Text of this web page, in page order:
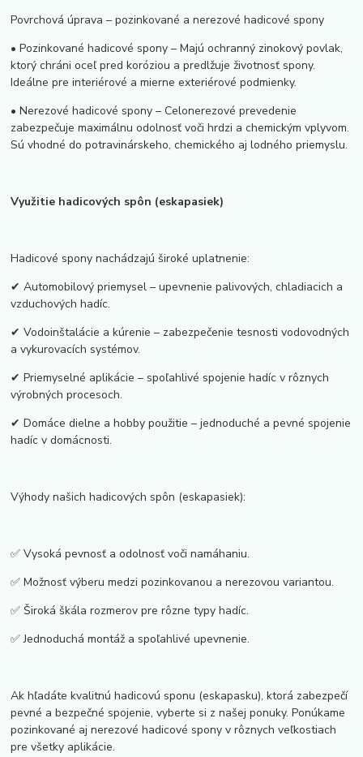
Povrchová úprava – pozinkované a nerezové hadicové spony
• Pozinkované hadicové spony – Majú ochranný zinokový povlak,
ktorý chráni oceľ pred koróziou a predlžuje životnosť spony.
Ideálne pre interiérové a mierne exteriérové podmienky.
• Nerezové hadicové spony – Celonerezové prevedenie
zabezpečuje maximálnu odolnosť voči hrdzi a chemickým vplyvom.
Sú vhodné do potravinárskeho, chemického aj lodného priemyslu.
Využitie hadicových spôn (eskapasiek)
Hadicové spony nachádzajú široké uplatnenie:
✔ Automobilový priemysel – upevnenie palivových, chladiacich a
vzduchových hadíc.
✔ Vodoinštalácie a kúrenie – zabezpečenie tesnosti vodovodných
a vykurovacích systémov.
✔ Priemyselné aplikácie – spoľahlivé spojenie hadíc v rôznych
výrobných procesoch.
✔ Domáce dielne a hobby použitie – jednoduché a pevné spojenie
hadíc v domácnosti.
Výhody našich hadicových spôn (eskapasiek):
✅ Vysoká pevnosť a odolnosť voči namáhaniu.
✅ Možnosť výberu medzi pozinkovanou a nerezovou variantou.
✅ Široká škála rozmerov pre rôzne typy hadíc.
✅ Jednoduchá montáž a spoľahlivé upevnenie.
Ak hľadáte kvalitnú hadicovú sponu (eskapasku), ktorá zabezpečí
pevné a bezpečné spojenie, vyberte si z našej ponuky. Ponúkame
pozinkované aj nerezové hadicové spony v rôznych veľkostiach
pre všetky aplikácie.